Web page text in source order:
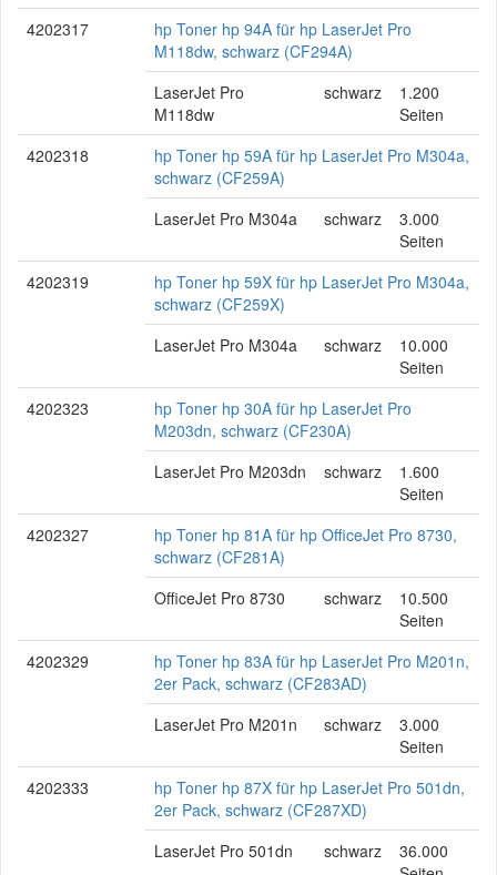
4202317
hp Toner hp 94A für hp LaserJet Pro
M118dw, schwarz (CF294A)
LaserJet Pro
M118dw
schwarz
1.200
Seiten
4202318
hp Toner hp 59A für hp LaserJet Pro M304a,
schwarz (CF259A)
LaserJet Pro M304a
schwarz
3.000
Seiten
4202319
hp Toner hp 59X für hp LaserJet Pro M304a,
schwarz (CF259X)
LaserJet Pro M304a
schwarz
10.000
Seiten
4202323
hp Toner hp 30A für hp LaserJet Pro
M203dn, schwarz (CF230A)
LaserJet Pro M203dn
schwarz
1.600
Seiten
4202327
hp Toner hp 81A für hp OfficeJet Pro 8730,
schwarz (CF281A)
OfficeJet Pro 8730
schwarz
10.500
Seiten
4202329
hp Toner hp 83A für hp LaserJet Pro M201n,
2er Pack, schwarz (CF283AD)
LaserJet Pro M201n
schwarz
3.000
Seiten
4202333
hp Toner hp 87X für hp LaserJet Pro 501dn,
2er Pack, schwarz (CF287XD)
LaserJet Pro 501dn
schwarz
36.000